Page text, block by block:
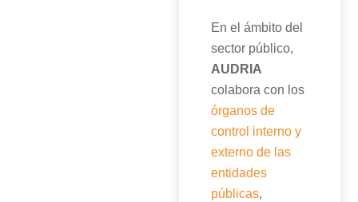
En el ámbito del
sector público,
AUDRIA
colabora con los
órganos de
control interno y
externo de las
entidades
públicas,